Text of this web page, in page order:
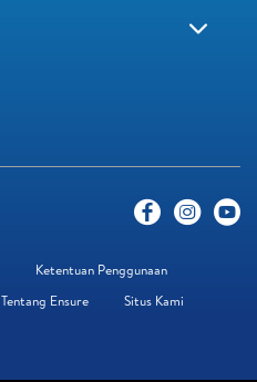
Ketentuan Penggunaan
Tentang Ensure Situs Kami